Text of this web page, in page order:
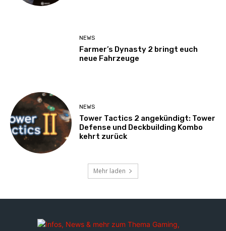
NEWS
Farmer’s Dynasty 2 bringt euch
neue Fahrzeuge
NEWS
Tower Tactics 2 angekündigt: Tower
Defense und Deckbuilding Kombo
kehrt zurück
Mehr laden